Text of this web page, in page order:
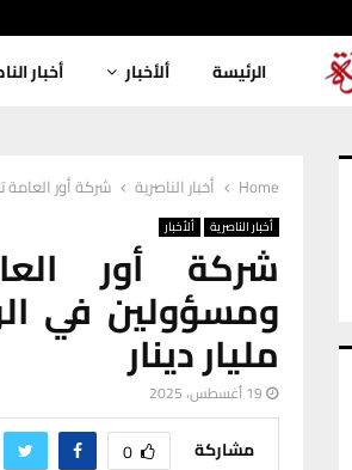
الرئيسة ألأخبار أخبار
Home أخبار الناصرية شركة أور العامة
أخبار الناصرية ألأخبار
شركة أور
مليار دينار
19 أغسطس، 2025
مشاركة 0